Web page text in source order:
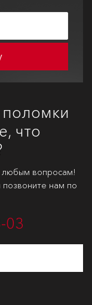
что
любым вопросам!
нам по
03